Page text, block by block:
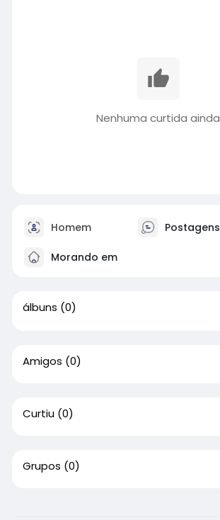
Nenhuma curtida ainda
Homem Postagens
Morando em
álbuns (0)
Amigos (0)
Curtiu (0)
Grupos (0)